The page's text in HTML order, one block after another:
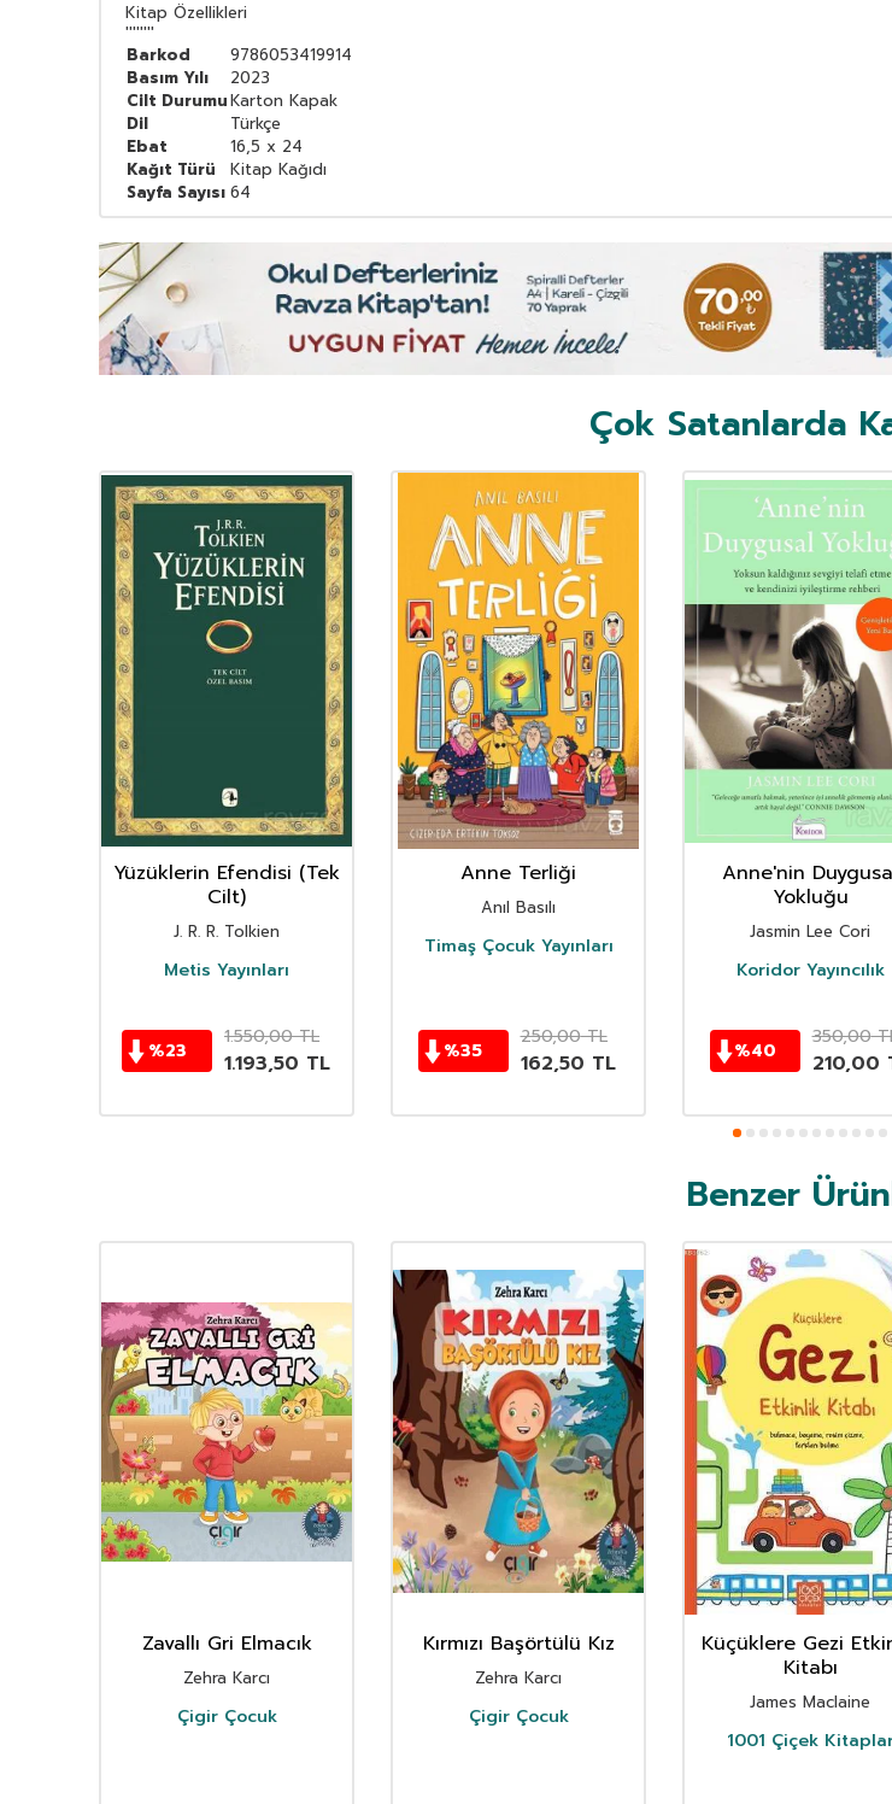
Kitap Özellikleri
''''''''
Barkod
9786053419914
Basım Yılı
2023
Cilt DurumuKarton Kapak
Dil
Türkçe
Ebat
16,5 x 24
Kağıt Türü
Kitap Kağıdı
Sayfa Sayısı 64
Çok Satanlarda
Yüzüklerin Efendisi (Tek
Cilt)
J. R. R. Tolkien
Metis Yayınları
%23
1.550,00TL
1.193,50 TL
Anne Terliği
Anıl Basılı
Timaş Çocuk Yayınları
%35
250,00TL
162,50 TL
Anne'nin
Yokluğu
Jasmin Lee Cori
Koridor Yayıncılık
%40
350,00
210,00
Benzer
Zavallı Gri Elmacık
Zehra Karcı
Çigir Çocuk
Kırmızı Başörtülü Kız
Zehra Karcı
Çigir Çocuk
Küçüklere Gezi
Kitabı
James Maclaine
1001 Çiçek